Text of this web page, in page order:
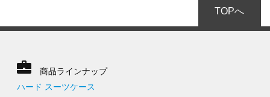
TOPへ
商品ラインナップ
ハード スーツケース